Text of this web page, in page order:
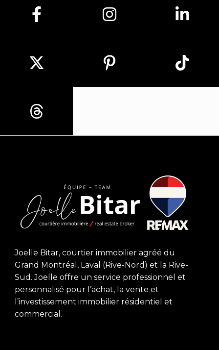
Joelle Bitar, courtier immobilier agréé du
Grand Montréal, Laval (Rive-Nord) et la Rive-
Sud. Joelle offre un service professionnel et
personnalisé pour l’achat, la vente et
l’investissement immobilier résidentiel et
commercial.